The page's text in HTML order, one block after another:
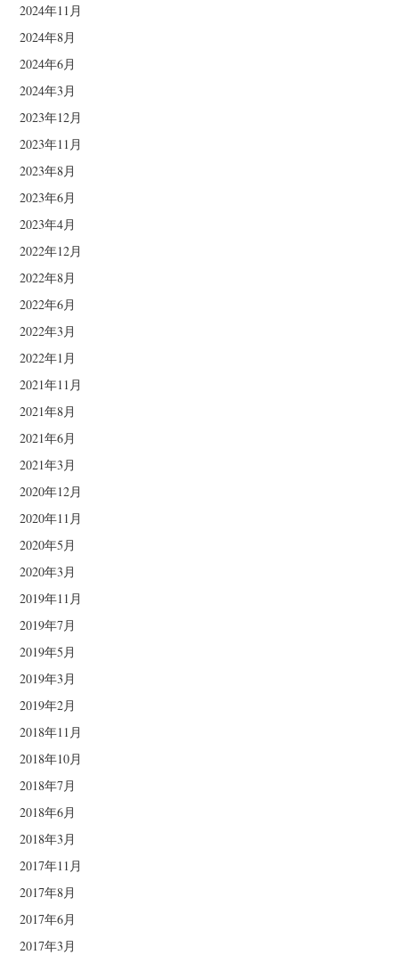
2024年11月
2024年8月
2024年6月
2024年3月
2023年12月
2023年11月
2023年8月
2023年6月
2023年4月
2022年12月
2022年8月
2022年6月
2022年3月
2022年1月
2021年11月
2021年8月
2021年6月
2021年3月
2020年12月
2020年11月
2020年5月
2020年3月
2019年11月
2019年7月
2019年5月
2019年3月
2019年2月
2018年11月
2018年10月
2018年7月
2018年6月
2018年3月
2017年11月
2017年8月
2017年6月
2017年3月